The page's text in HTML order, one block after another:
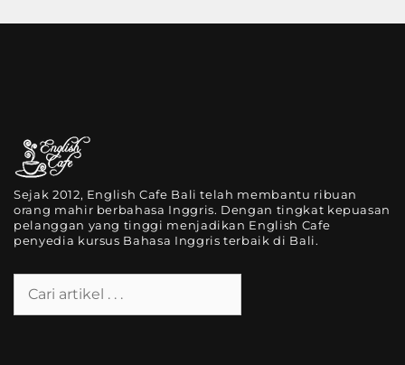
Sejak 2012, English Cafe Bali telah membantu ribuan
orang mahir berbahasa Inggris. Dengan tingkat kepuasan
pelanggan yang tinggi menjadikan English Cafe
penyedia kursus Bahasa Inggris terbaik di Bali.